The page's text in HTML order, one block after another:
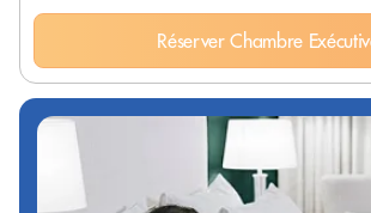
Réserver Chambre